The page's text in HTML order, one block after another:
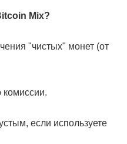
Mix?
"чистых" монет (от
комиссии.
если используете